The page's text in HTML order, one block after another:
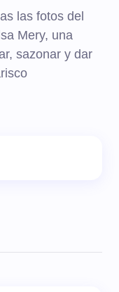
las fotos del
Mery, una
sazonar y dar